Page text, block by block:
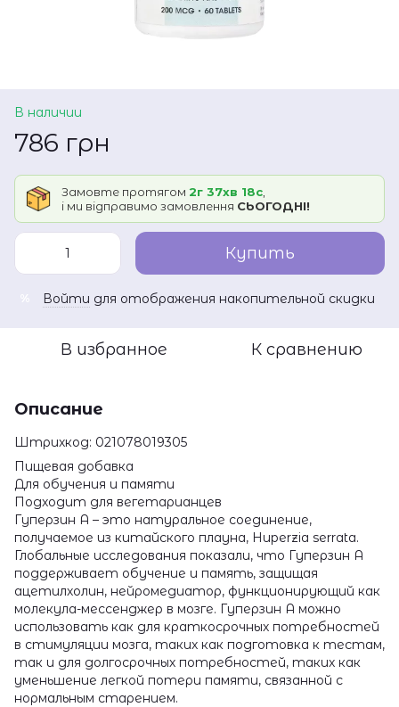
В наличии
786 грн
Замовте протягом 2г 37хв 18с
і ми відправимо замовлення СЬОГОДНІ!
Купить
Войти для отображения накопительной скидки
В избранное К сравнению
Описание
Штрихкод: 021078019305
Пищевая добавка
Для обучения и памяти
Подходит для вегетарианцев
Гуперзин А – это натуральное соединение,
получаемое из китайского плауна, Huperzia serrata.
Глобальные исследования показали, что Гуперзин А
поддерживает обучение и память, защищая
ацетилхолин, нейромедиатор, функционирующий как
молекула-мессенджер в мозге. Гуперзин А можно
использовать как для краткосрочных потребностей
в стимуляции мозга, таких как подготовка к тестам,
так и для долгосрочных потребностей, таких как
уменьшение легкой потери памяти, связанной с
нормальным старением.